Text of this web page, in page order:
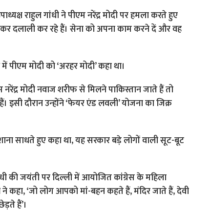
राहुल गांधी ने पीएम नरेंद्र मोदी पर हमला करते हुए
दलाली कर रहे हैं। सेना को अपना काम करने दें और वह
मोदी को ‘अरहर मोदी’ कहा था।
मोदी नवाज शरीफ से मिलने पाकिस्तान जाते हैं तो
दौरान उन्‍होंने ‘फेयर एंड लवली’ योजना का जिक्र
साधते हुए कहा था, यह सरकार बड़े लोगों वाली सूट-बूट
की जयंती पर दिल्ली में आयोजित कांग्रेस के महिला
ने कहा, ‘जो लोग आपको मां-बहन कहते हैं, मंदिर जाते हैं, देवी
हैं’।